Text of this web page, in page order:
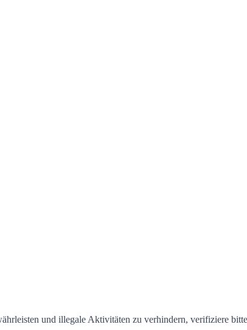
und illegale Aktivitäten zu verhindern, verifiziere